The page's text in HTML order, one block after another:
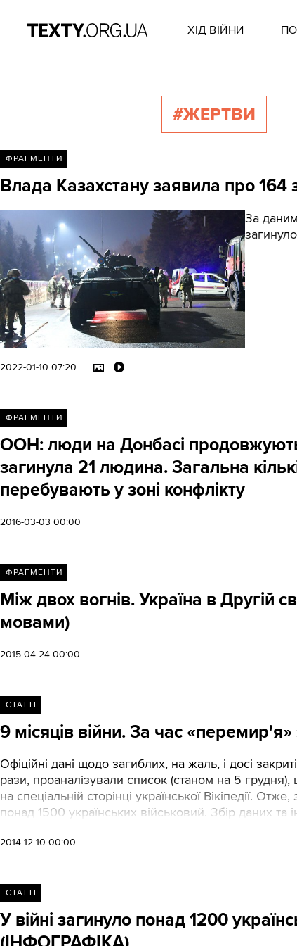
ХІД ВІЙНИ
#ЖЕРТВИ
ФРАГМЕНТИ
Влада Казахстану заявила про 164
За
2022-01-10 07:20
ФРАГМЕНТИ
ООН: люди на Донбасі
загинула 21 людина. Загальна
перебувають у зоні конфлікту
2016-03-03 00:00
ФРАГМЕНТИ
Між двох вогнів. Україна в Другій
мовами)
2015-04-24 00:00
СТАТТІ
9 місяців війни. За час
Офіційні дані щодо загиблих, на жаль, і досі
рази, проаналізували список (станом на 5
на спеціальній сторінці української Вікіпедії.
понад 1500 українських військовий. Збір даних
2014-12-10 00:00
СТАТТІ
У війні загинуло понад 1200